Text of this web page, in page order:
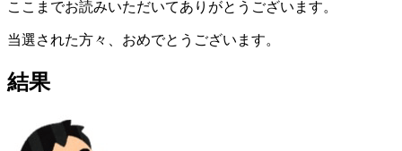
ここまでお読みいただいてありがとうございます。
当選された方々、おめでとうございます。
結果